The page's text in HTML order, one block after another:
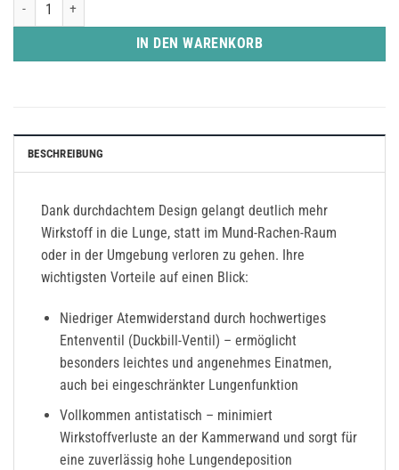
IN DEN WARENKORB
BESCHREIBUNG
Dank durchdachtem Design gelangt deutlich mehr
Wirkstoff in die Lunge, statt im Mund-Rachen-Raum
oder in der Umgebung verloren zu gehen. Ihre
wichtigsten Vorteile auf einen Blick:
Niedriger Atemwiderstand durch hochwertiges
Entenventil (Duckbill-Ventil) – ermöglicht
besonders leichtes und angenehmes Einatmen,
auch bei eingeschränkter Lungenfunktion
Vollkommen antistatisch – minimiert
Wirkstoffverluste an der Kammerwand und sorgt für
eine zuverlässig hohe Lungendeposition